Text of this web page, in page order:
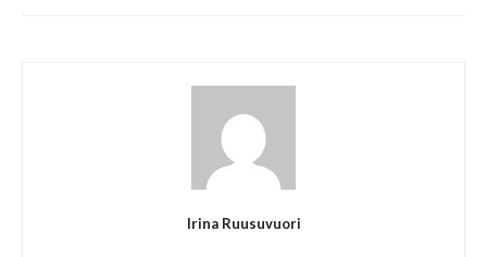
Irina Ruusuvuori